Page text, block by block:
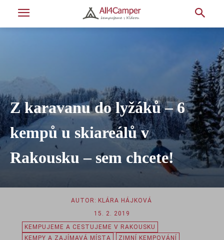
Z karavanu do lyžáků – 6
kempů u skiareálů v
Rakousku – sem chcete!
AUTOR: KLÁRA HÁJKOVÁ
15. 2. 2019
KEMPUJEME A CESTUJEME V RAKOUSKU
KEMPY A ZAJÍMAVÁ MÍSTA
ZIMNÍ KEMPOVÁNÍ